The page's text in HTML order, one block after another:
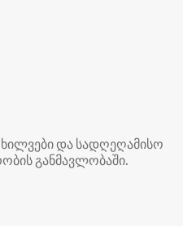
და სადღეღამისო
განმავლობაში.